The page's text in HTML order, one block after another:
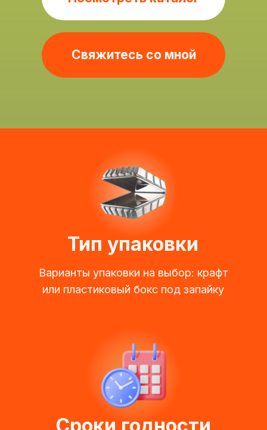
для вашего бизнеса (от 3 до 10 суток)
Сроки годности
Для приготовления используем только
качественные ингредиенты
Тип упаковки